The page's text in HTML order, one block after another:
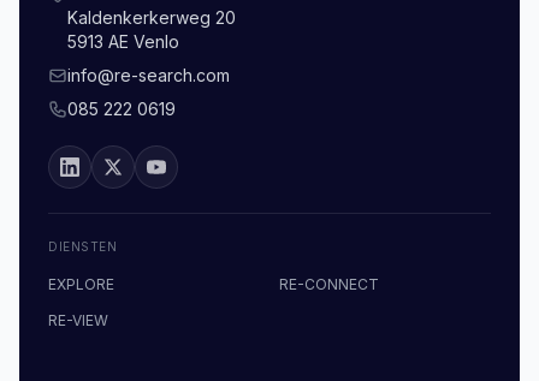
Kaldenkerkerweg 20
5913 AE Venlo
info@re-search.com
085 222 0619
DIENSTEN
EXPLORE
RE-CONNECT
RE-VIEW